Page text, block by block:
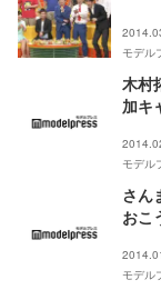
モデル
木村
加キ
モデル
さん
おこ
モデル